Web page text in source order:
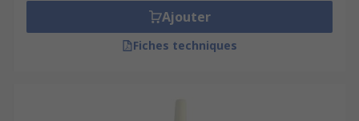
Ajouter
Fiches techniques